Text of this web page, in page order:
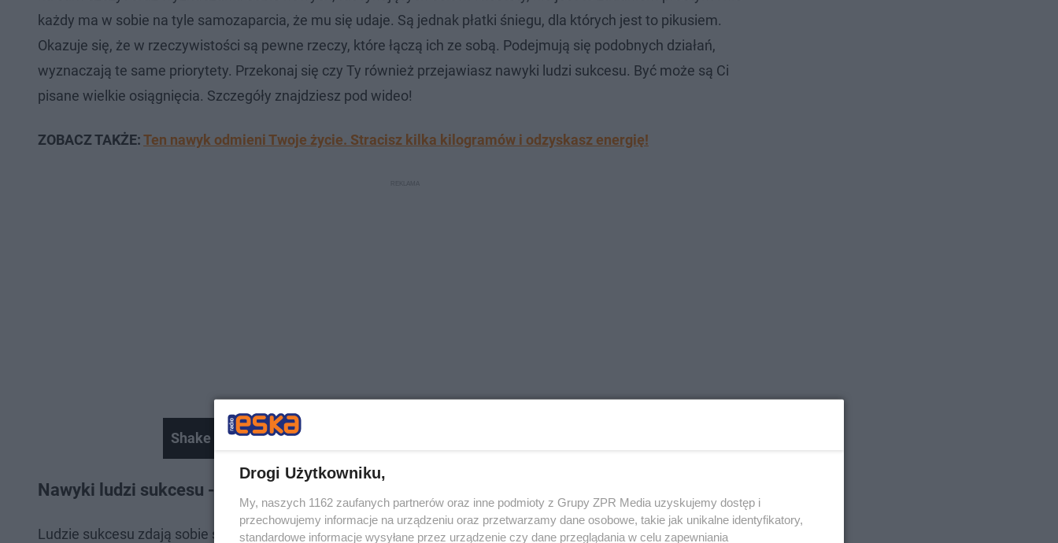
każdy ma w sobie na tyle samozaparcia, że mu się udaje. Są jednak płatki śniegu, dla których jest to pikusiem.
Okazuje się, że w rzeczywistości są pewne rzeczy, które łączą ich ze sobą. Podejmują się podobnych działań,
wyznaczają te same priorytety. Przekonaj się czy Ty również przejawiasz nawyki ludzi sukcesu. Być może są Ci
pisane wielkie osiągnięcia. Szczegóły znajdziesz pod wideo!
ZOBACZ TAKŻE:Ten nawyk odmieni Twoje życie. Stracisz kilka kilogramów i odzyskasz energię!
Shake Your Eska #25 | Blinding Lights
Nawyki ludzi sukcesu - dbanie o siebie
Ludzie sukcesu zdają sobie sprawę z tego, jak ważnym jest, aby o siebie dbać. Swoje zdrowie fizyczne oraz
Drogi Użytkowniku,
My, naszych 1162 zaufanych partnerów oraz inne podmioty z Grupy ZPR Media uzyskujemy dostęp i
przechowujemy informacje na urządzeniu oraz przetwarzamy dane osobowe, takie jak unikalne identyfikatory,
standardowe informacje wysyłane przez urządzenie czy dane przeglądania w celu zapewniania